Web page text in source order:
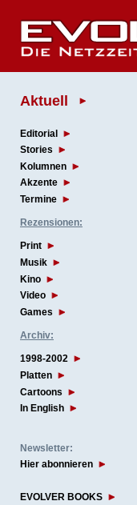
Aktuell
Editorial
Stories
Kolumnen
Akzente
Termine
Rezensionen:
Print
Musik
Kino
Video
Games
Archiv:
1998-2002
Platten
Cartoons
In English
Newsletter:
Hier abonnieren
EVOLVER BOOKS